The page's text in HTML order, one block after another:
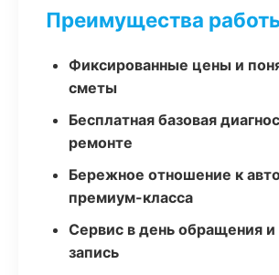
Преимущества
Фиксированные цены и
сметы
Бесплатная базовая
ремонте
Бережное отношение к
премиум-класса
Сервис в день обращения и
запись